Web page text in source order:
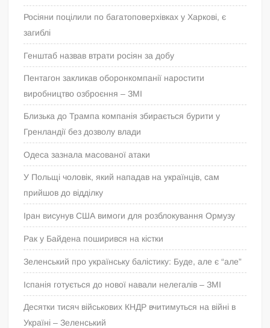
Росіяни поцілили по багатоповерхівках у Харкові, є
загиблі
Генштаб назвав втрати росіян за добу
Пентагон закликав оборонкомпанії наростити
виробництво озброєння – ЗМІ
Близька до Трампа компанія збирається бурити у
Гренландії без дозволу влади
Одеса зазнала масованої атаки
У Польщі чоловік, який нападав на українців, сам
прийшов до відділку
Іран висунув США вимоги для розблокування Ормузу
Рак у Байдена поширився на кістки
Зеленський про українську балістику: Буде, але є “але”
Іспанія готується до нової навали нелегалів – ЗМІ
Десятки тисяч військових КНДР вчитимуться на війні в
Україні – Зеленський